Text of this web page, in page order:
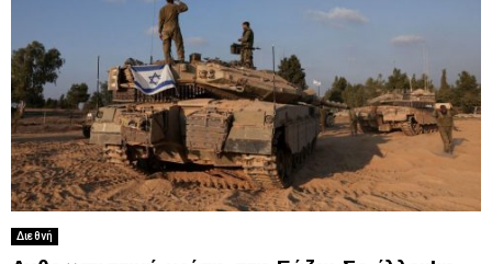
Διεθνή